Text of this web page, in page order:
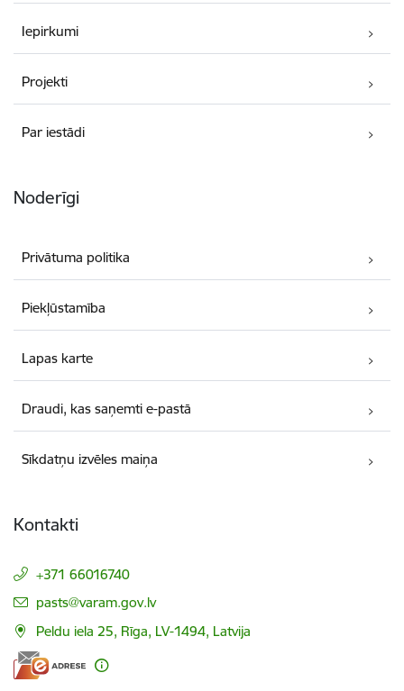
Iepirkumi
Projekti
Par iestādi
Noderīgi
Privātuma politika
Piekļūstamība
Lapas karte
Draudi, kas saņemti e-pastā
Sīkdatņu izvēles maiņa
Kontakti
+371 66016740
E-pasts:
pasts@varam.gov.lv
Peldu iela 25, Rīga, LV-1494, Latvija